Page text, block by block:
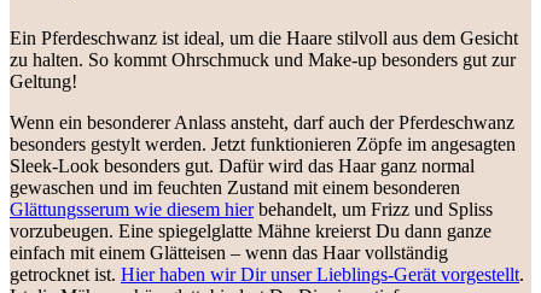
Ein Pferdeschwanz ist ideal, um die Haare stilvoll aus dem Gesicht
zu halten. So kommt Ohrschmuck und Make-up besonders gut zur
Geltung!
Wenn ein besonderer Anlass ansteht, darf auch der Pferdeschwanz
besonders gestylt werden. Jetzt funktionieren Zöpfe im angesagten
Sleek-Look besonders gut. Dafür wird das Haar ganz normal
gewaschen und im feuchten Zustand mit einem besonderen
Glättungsserum wie diesem hierbehandelt, um Frizz und Spliss
vorzubeugen. Eine spiegelglatte Mähne kreierst Du dann ganze
einfach mit einem Glätteisen – wenn das Haar vollständig
getrocknet ist. Hier haben wir Dir unser Lieblings-Gerät vorgestellt.